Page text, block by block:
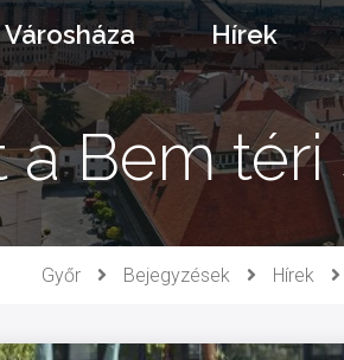
Városháza Hírek
Bem
Győr Bejegyzések Hírek